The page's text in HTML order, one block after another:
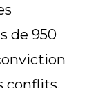
de 950
conflits.